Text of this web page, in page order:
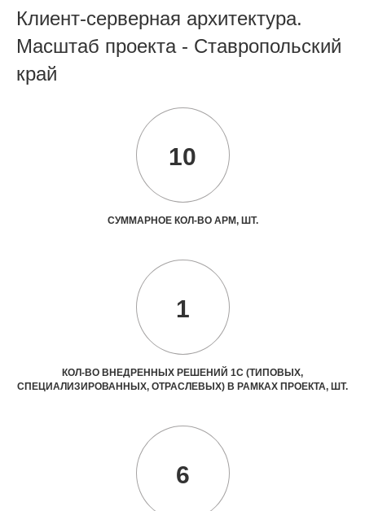
Клиент-серверная архитектура.
Масштаб проекта - Ставропольский
край
10
СУММАРНОЕ КОЛ-ВО АРМ, ШТ.
1
КОЛ-ВО ВНЕДРЕННЫХ РЕШЕНИЙ 1С (ТИПОВЫХ,
СПЕЦИАЛИЗИРОВАННЫХ, ОТРАСЛЕВЫХ) В РАМКАХ ПРОЕКТА, ШТ.
6